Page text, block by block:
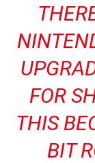
FOR
THIS
BIT